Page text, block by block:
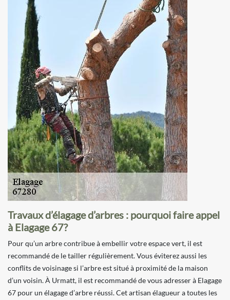
Travaux d’élagage d’arbres : pourquoi faire appel
à Elagage 67?
Pour qu’un arbre contribue à embellir votre espace vert, il est
recommandé de le tailler régulièrement. Vous éviterez aussi les
conflits de voisinage si l’arbre est situé à proximité de la maison
d’un voisin. À Urmatt, il est recommandé de vous adresser à Elagage
67 pour un élagage d’arbre réussi. Cet artisan élagueur a toutes les